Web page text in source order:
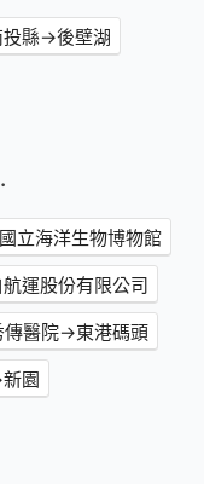
投縣→後壁湖
立海洋生物博物館
運股份有限公司
傳醫院→東港碼頭
園